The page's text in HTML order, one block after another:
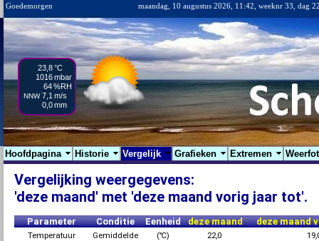
Goedemorgen maandag, 10 augustus 2026, 11:42, weeknr 33, dag
23,8°C
1016mbar
64%RH
NNW7,1 m/s
0,0mm
Hoofdpagina Historie Vergelijk Grafieken Extremen
Vergelijking weergegevens:
'deze maand' met 'deze maand vorig jaar tot'.
Parameter Conditie Eenheid deze maand deze maand
Temperatuur Gemiddelde (℃) 22,0